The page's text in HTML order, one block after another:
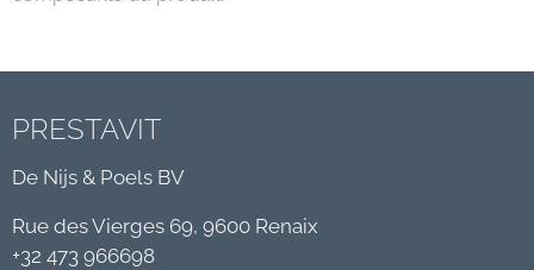
PRESTAVIT
De Nijs & Poels BV
Rue des Vierges 69, 9600 Renaix
+32 473 966698